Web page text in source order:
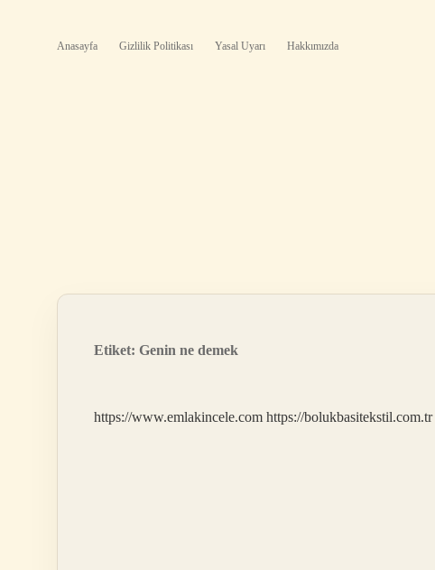
Anasayfa Gizlilik Politikası Yasal Uyarı Hakkımızda
Etiket: Genin ne demek
https://www.emlakincele.com https://bolukbasitekstil.com.tr